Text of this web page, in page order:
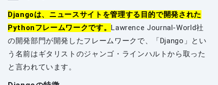
Djangoは、ニュースサイトを管理する目的で開発された
Pythonフレームワークです。Lawrence Journal-World社
の開発部門が開発したフレームワークで、「Django」とい
う名前はギタリストのジャンゴ・ラインハルトから取った
と言われています。